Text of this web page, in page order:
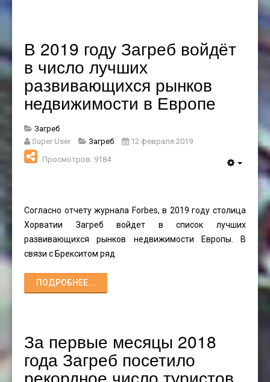
В 2019 году Загреб войдёт
в число лучших
развивающихся рынков
недвижимости в Европе
Загреб
Super User
Загреб
12 февраля 2019
Просмотров: 9184
Согласно отчету журнала Forbes, в 2019 году столица
Хорватии Загреб войдет в список лучших
развивающихся рынков недвижимости Европы. В
связи с Брекситом ряд
ПОДРОБНЕЕ...
За первые месяцы 2018
года Загреб посетило